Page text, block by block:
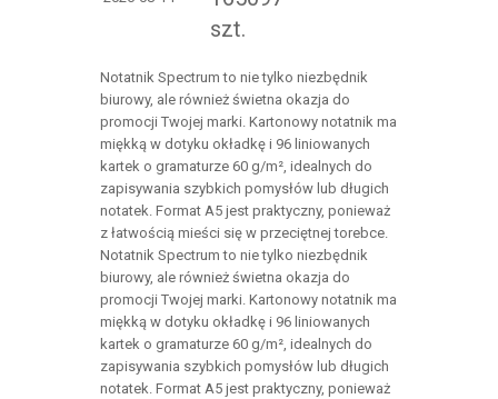
szt.
Notatnik Spectrum to nie tylko niezbędnik
biurowy, ale również świetna okazja do
promocji Twojej marki. Kartonowy notatnik ma
miękką w dotyku okładkę i 96 liniowanych
kartek o gramaturze 60 g/m², idealnych do
zapisywania szybkich pomysłów lub długich
notatek. Format A5 jest praktyczny, ponieważ
z łatwością mieści się w przeciętnej torebce.
Notatnik Spectrum to nie tylko niezbędnik
biurowy, ale również świetna okazja do
promocji Twojej marki. Kartonowy notatnik ma
miękką w dotyku okładkę i 96 liniowanych
kartek o gramaturze 60 g/m², idealnych do
zapisywania szybkich pomysłów lub długich
notatek. Format A5 jest praktyczny, ponieważ